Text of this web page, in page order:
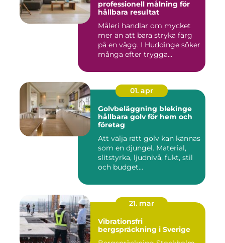
professionell målning för
hållbara resultat
Måleri handlar om mycket
mer än att bara stryka färg
på en vägg. I Huddinge söker
många efter trygga...
01. apr
Golvbeläggning blekinge
hållbara golv för hem och
företag
Att välja rätt golv kan kännas
som en djungel. Material,
slitstyrka, ljudnivå, fukt, stil
och budget...
21. mar
Vibrationsfri
bergspräckning i Sverige